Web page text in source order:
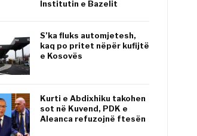
Institutin e Bazelit
S’ka fluks automjetesh,
kaq po pritet nëpër kufijtë
e Kosovës
Kurti e Abdixhiku takohen
sot në Kuvend, PDK e
Aleanca refuzojnë ftesën